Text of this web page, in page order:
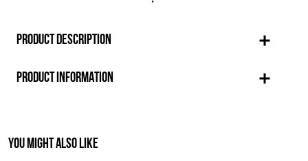
PRODUCT DESCRIPTION
PRODUCT INFORMATION
YOU MIGHT ALSO LIKE